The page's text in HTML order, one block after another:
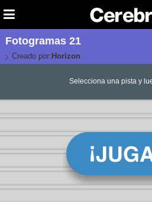
Fotogramas 21
Creado por: Horizon
Selecciona una pista y